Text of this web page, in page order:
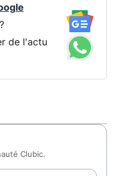
de l'actu
Clubic.